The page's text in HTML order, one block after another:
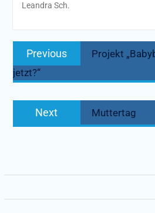
Leandra Sch.
Beitragsnavigation
Previous
Previous
post:
Projekt
jetzt?“
Next
post:
Muttertag